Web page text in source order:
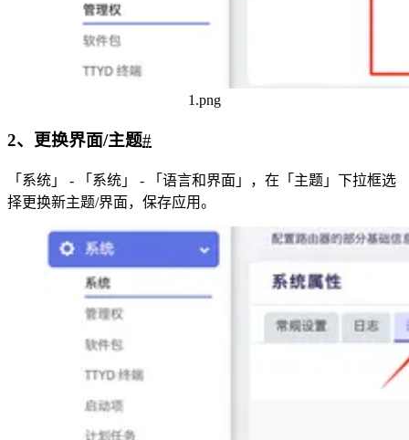
1.png
2、更换界面/主题#
「系统」 - 「系统」 - 「语言和界面」，在「主题」下拉框选
择更换新主题/界面，保存应用。